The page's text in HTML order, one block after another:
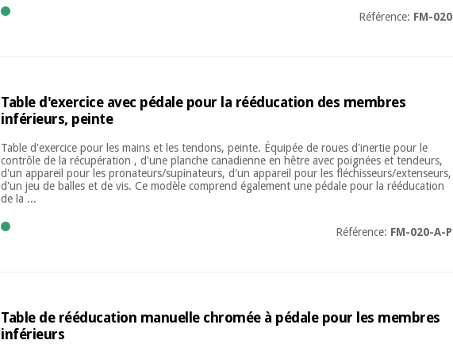
Référence: FM-020
Table d'exercice avec pédale pour la rééducation des membres
inférieurs, peinte
Table d'exercice pour les mains et les tendons, peinte. Équipée de roues d'inertie pour le
contrôle de la récupération , d'une planche canadienne en hêtre avec poignées et tendeurs,
d'un appareil pour les pronateurs/supinateurs, d'un appareil pour les fléchisseurs/extenseurs,
d'un jeu de balles et de vis. Ce modèle comprend également une pédale pour la rééducation
de la ...
Référence: FM-020-A-P
Table de rééducation manuelle chromée à pédale pour les membres
inférieurs